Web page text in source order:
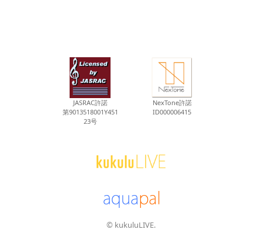
JASRAC許諾
第9013518001Y451
23号
NexTone許諾
ID000006415
© kukuluLIVE.